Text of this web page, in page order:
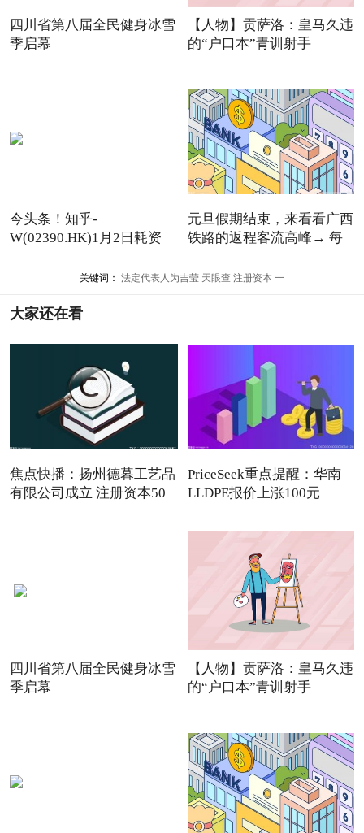
四川省第八届全民健身冰雪
季启幕
【人物】贡萨洛：皇马久违
的“户口本”青训射手
今头条！知乎-
W(02390.HK)1月2日耗资
元旦假期结束，来看看广西
铁路的返程客流高峰→ 每
关键词： 法定代表人为吉莹 天眼查 注册资本 一
大家还在看
焦点快播：扬州德暮工艺品
有限公司成立 注册资本50
PriceSeek重点提醒：华南
LLDPE报价上涨100元
四川省第八届全民健身冰雪
季启幕
【人物】贡萨洛：皇马久违
的“户口本”青训射手